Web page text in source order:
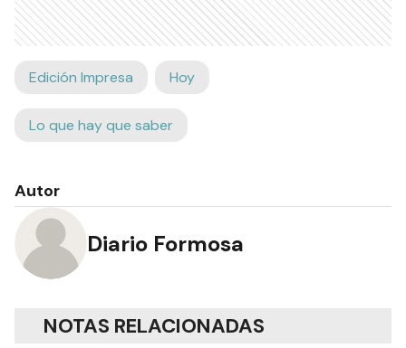
Edición Impresa Hoy
Lo que hay que saber
Autor
Diario Formosa
NOTAS RELACIONADAS